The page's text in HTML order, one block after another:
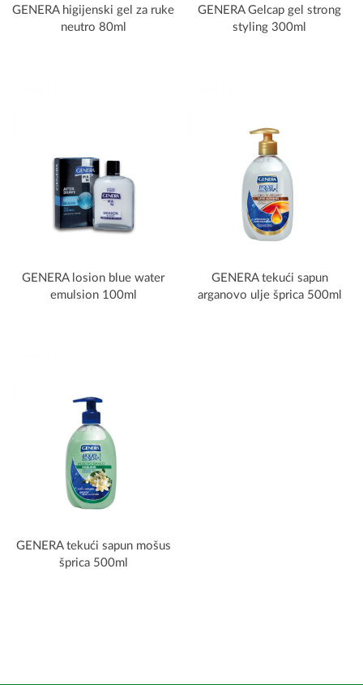
GENERA higijenski gel za ruke
neutro 80ml
GENERA Gelcap gel strong
styling 300ml
GENERA losion blue water
emulsion 100ml
GENERA tekući sapun
arganovo ulje šprica 500ml
GENERA tekući sapun mošus
šprica 500ml